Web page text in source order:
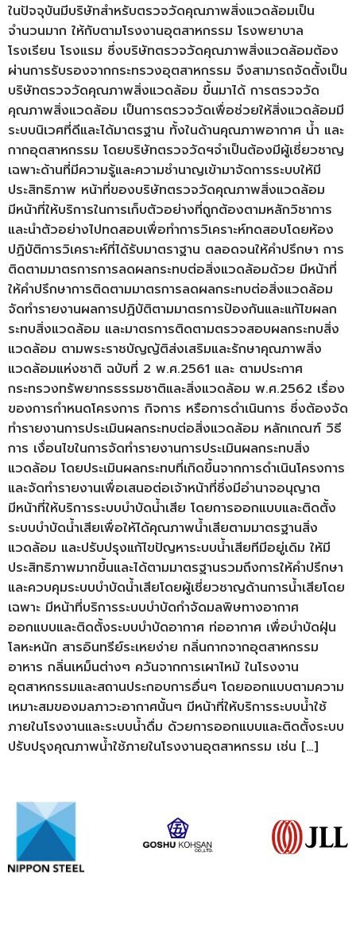
ในปัจจุบันมีบริษัทสำหรับตรวจวัดคุณภาพสิ่งแวดล้อมเป็น
จำนวนมาก ให้กับตามโรงงานอุตสาหกรรม โรงพยาบาล
โรงเรียน โรงแรม ซึ่งบริษัทตรวจวัดคุณภาพสิ่งแวดล้อมต้อง
ผ่านการรับรองจากกระทรวงอุตสาหกรรม จึงสามารถจัดตั้งเป็น
บริษัทตรวจวัดคุณภาพสิ่งแวดล้อม ขึ้นมาได้ การตรวจวัด
คุณภาพสิ่งแวดล้อม เป็นการตรวจวัดเพื่อช่วยให้สิ่งแวดล้อมมี
ระบบนิเวศที่ดีและได้มาตรฐาน ทั้งในด้านคุณภาพอากาศ น้ำ และ
กากอุตสาหกรรม โดยบริษัทตรวจวัดฯจำเป็นต้องมีผู้เชี่ยวชาญ
เฉพาะด้านที่มีความรู้และความชำนาญเข้ามาจัดการระบบให้มี
ประสิทธิภาพ หน้าที่ของบริษัทตรวจวัดคุณภาพสิ่งแวดล้อม
มีหน้าที่ให้บริการในการเก็บตัวอย่างที่ถูกต้องตามหลักวิชาการ
และนำตัวอย่างไปทดสอบเพื่อทำการวิเคราะห์ทดสอบโดยห้อง
ปฏิบัติการวิเคราะห์ที่ได้รับมาตราฐาน ตลอดจนให้คำปรึกษา การ
ติดตามมาตรการการลดผลกระทบต่อสิ่งแวดล้อมด้วย มีหน้าที่
ให้คำปรึกษาการติดตามมาตรการลดผลกระทบต่อสิ่งแวดล้อม
จัดทำรายงานผลการปฏิบัติตามมาตรการป้องกันและแก้ไขผลก
ระทบสิ่งแวดล้อม และมาตรการติดตามตรวจสอบผลกระทบสิ่ง
แวดล้อม ตามพระราชบัญญัติส่งเสริมและรักษาคุณภาพสิ่ง
แวดล้อมแห่งชาติ ฉบับที่ 2 พ.ศ.2561 และ ตามประกาศ
กระทรวงทรัพยากรธรรมชาติและสิ่งแวดล้อม พ.ศ.2562 เรื่อง
ของการกำหนดโครงการ กิจการ หรือการดำเนินการ ซึ่งต้องจัด
ทำรายงานการประเมินผลกระทบต่อสิ่งแวดล้อม หลักเกณฑ์ วิธี
การ เงื่อนไขในการจัดทำรายงานการประเมินผลกระทบสิ่ง
แวดล้อม โดยประเมินผลกระทบที่เกิดขึ้นจากการดำเนินโครงการ
และจัดทำรายงานเพื่อเสนอต่อเจ้าหน้าที่ซึ่งมีอำนาจอนุญาต
มีหน้าที่ให้บริการระบบบำบัดน้ำเสีย โดยการออกแบบและติดตั้ง
ระบบบำบัดน้ำเสียเพื่อให้ได้คุณภาพน้ำเสียตามมาตรฐานสิ่ง
แวดล้อม และปรับปรุงแก้ไขปัญหาระบบน้ำเสียทีมีอยู่เดิม ให้มี
ประสิทธิภาพมากขึ้นและได้ตามมาตรฐานรวมถึงการให้คำปรึกษา
และควบคุมระบบบำบัดน้ำเสียโดยผู้เชี่ยวชาญด้านการน้ำเสียโดย
เฉพาะ มีหน้าที่บริการระบบบำบัดกำจัดมลพิษทางอากาศ
ออกแบบและติดตั้งระบบบำบัดอากาศ ท่ออากาศ เพื่อบำบัดฝุ่น
โลหะหนัก สารอินทรีย์ระเหยง่าย กลิ่นกากจากอุตสาหกรรม
อาหาร กลิ่นเหม็นต่างๆ ควันจากการเผาไหม้ ในโรงงาน
อุตสาหกรรมและสถานประกอบการอื่นๆ โดยออกแบบตามความ
เหมาะสมของมลภาวะอากาศนั้นๆ มีหน้าที่ให้บริการระบบน้ำใช้
ภายในโรงงานและระบบน้ำดื่ม ด้วยการออกแบบและติดตั้งระบบ
ปรับปรุงคุณภาพน้ำใช้ภายในโรงงานอุตสาหกรรม เช่น […]